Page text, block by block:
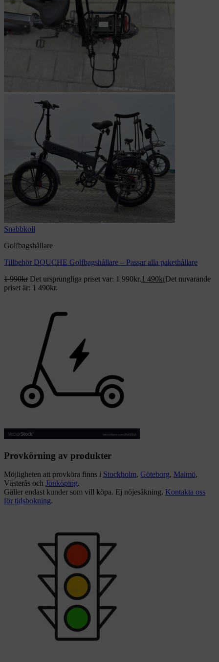
Snabbkoll
Golfbagshållare
Tillbehör DOUCHE Golfbagshållare – Passar alla pakethållare
1 990kr Det ursprungliga priset var: 1 990kr.1 490krDet nuvarande
priset är: 1 490kr.
Provkörning av produkter
Möjligheten att provköra finns i Stockholm, Göteborg, Malmö,
Västerås och Jönköping.
Gäller endast kunder som vill köpa. Ej nöjesåkning. Kontakta oss
för tidsbokning.